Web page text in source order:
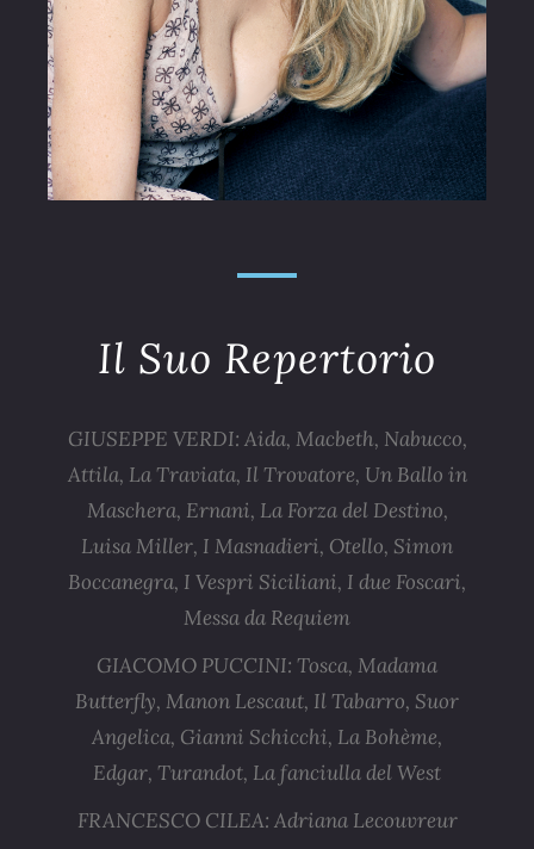
Il Suo Repertorio
GIUSEPPE VERDI: Aida, Macbeth, Nabucco,
Attila, La Traviata, Il Trovatore, Un Ballo in
Maschera, Ernani, La Forza del Destino,
Luisa Miller, I Masnadieri, Otello, Simon
Boccanegra, I Vespri Siciliani, I due Foscari,
Messa da Requiem
GIACOMO PUCCINI: Tosca, Madama
Butterfly, Manon Lescaut, Il Tabarro, Suor
Angelica, Gianni Schicchi, La Bohème,
Edgar, Turandot, La fanciulla del West
FRANCESCO CILEA: Adriana Lecouvreur